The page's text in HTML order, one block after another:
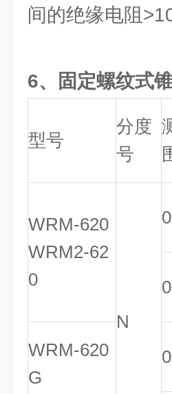
间的绝缘电阻
6、固定螺纹式
型号
分度
号
WRM-620
WRM2-62
0
N
WRM-620
G